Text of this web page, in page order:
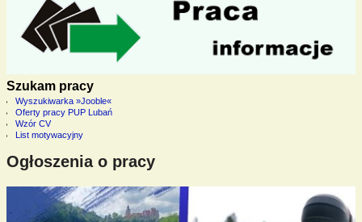
Szukam pracy
Wyszukiwarka »Jooble«
Oferty pracy PUP Lubań
Wzór CV
List motywacyjny
Ogłoszenia o pracy